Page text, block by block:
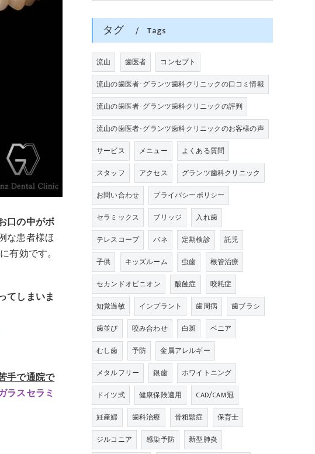
口の中がボ
な患者様ほ
有効です。
てしまいま
手で通院で
ラスセラミ
タグ Tags
流山 歯医者
コンセプト
流山の歯医者･グランツ歯科クリニックの口コミ情報
流山の歯医者･グランツ歯科クリニックの評判
流山の歯医者･グランツ歯科クリニックのお客様の声
サービス
メニュー
よくある質問
スタッフ
アクセス
グランツ歯科クリニック
お問い合わせ
プライバシーポリシー
セラミックス
ブリッジ
入れ歯
テレスコープ
バネ 定期検診
託児
子供
キッズルーム 虫歯
根管治療
セカンドオピニオン
酸蝕症
咬耗症
知覚過敏
インプラント 歯周病
歯ブラシ
歯並び
咬み合わせ 白斑
ベニア
むし歯
予防
金属アレルギー
メタルフリー
銀歯
ホワイトニング
ドイツ式
健康保険適用
CAD/CAM冠
妊産婦
歯科治療 骨粗鬆症
保育士
ジルコニア
感染予防
新型肺炎